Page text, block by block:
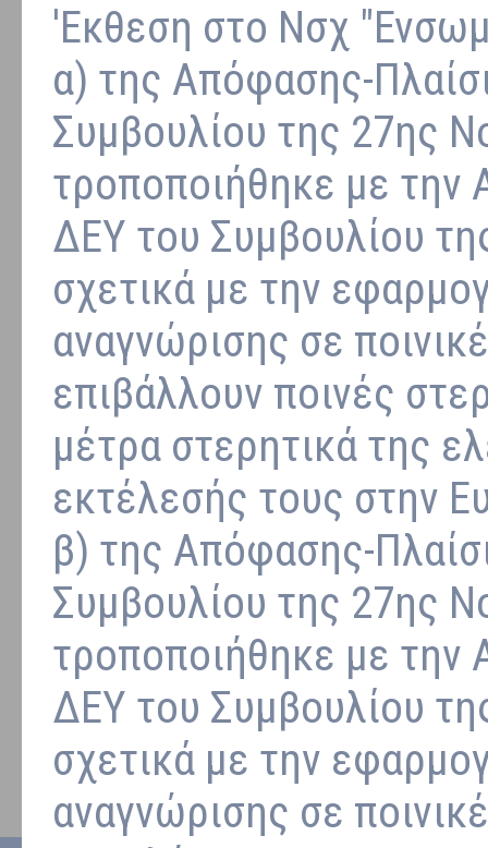
'Εκθεση στο Νσχ
α) της Απόφασης-
Συμβουλίου της 27ης
τροποποιήθηκε με
ΔΕΥ του Συμβουλίου
σχετικά με την
αναγνώρισης σε
επιβάλλουν ποινές
μέτρα στερητικά της
εκτέλεσής τους στην
β) της Απόφασης-
Συμβουλίου της 27ης
τροποποιήθηκε με
ΔΕΥ του Συμβουλίου
σχετικά με την
αναγνώρισης σε